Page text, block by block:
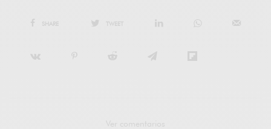
SHARE TWEET
Ver comentarios